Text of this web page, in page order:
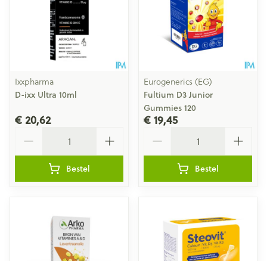
Ixxpharma
D-ixx Ultra 10ml
€ 20,62
Bestel
Eurogenerics (EG)
Fultium D3 Junior
Gummies 120
€ 19,45
Bestel